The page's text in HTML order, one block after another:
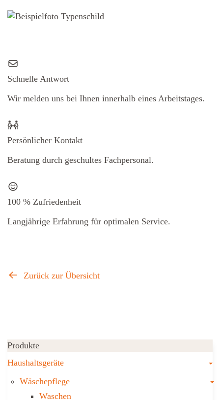
Schnelle Antwort
Wir melden uns bei Ihnen innerhalb eines Arbeitstages.
Persönlicher Kontakt
Beratung durch geschultes Fachpersonal.
100 % Zufriedenheit
Langjährige Erfahrung für optimalen Service.
Zurück zur Übersicht
Produkte
Haushaltsgeräte
Wäschepflege
Waschen